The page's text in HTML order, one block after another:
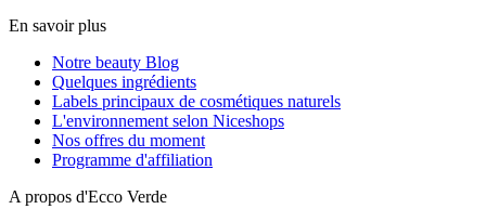
En savoir plus
Notre beauty Blog
Quelques ingrédients
Labels principaux de cosmétiques naturels
L'environnement selon Niceshops
Nos offres du moment
Programme d'affiliation
A propos d'Ecco Verde